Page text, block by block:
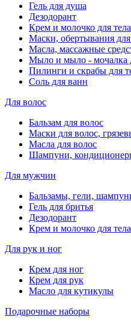
Гель для душа
Дезодорант
Крем и молочко для тела
Маски, обертывания для
Масла, массажные
Мыло и мыло - мочалка
Пилинги и скрабы для
Соль для ванн
Для волос
Бальзам для волос
Маски для волос,
Масла для волос
Шампуни,
Для мужчин
Бальзамы, гели,
Гель для бритья
Дезодорант
Крем и молочко для тела
Для рук и ног
Крем для ног
Крем для рук
Масло для кутикулы
Подарочные наборы